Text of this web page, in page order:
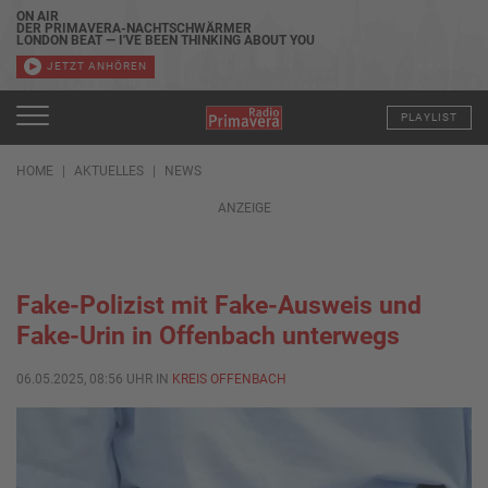
ON AIR
DER PRIMAVERA-NACHTSCHWÄRMER
LONDON BEAT — I'VE BEEN THINKING ABOUT YOU
JETZT ANHÖREN
PLAYLIST
HOME AKTUELLES NEWS
ANZEIGE
Fake-Polizist mit Fake-Ausweis und
Fake-Urin in Offenbach unterwegs
06.05.2025, 08:56 UHR IN KREIS OFFENBACH